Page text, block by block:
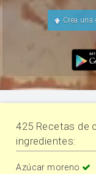
Crea una
425 Recetas de
ingredientes:
Azúcar moreno